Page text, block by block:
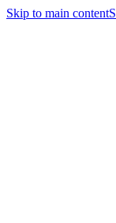
Skip to main content